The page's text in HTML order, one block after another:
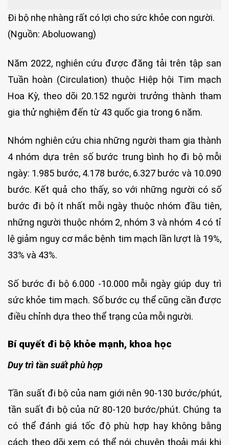
Đi bộ nhẹ nhàng rất có lợi cho sức khỏe con người.
(Nguồn: Aboluowang)
Năm 2022, nghiên cứu được đăng tải trên tập san
Tuần hoàn (Circulation) thuộc Hiệp hội Tim mạch
Hoa Kỳ, theo dõi 20.152 người trưởng thành tham
gia thử nghiệm đến từ 43 quốc gia trong 6 năm.
Nhóm nghiên cứu chia những người tham gia thành
4 nhóm dựa trên số bước trung bình họ đi bộ mỗi
ngày: 1.985 bước, 4.178 bước, 6.327 bước và 10.090
bước. Kết quả cho thấy, so với những người có số
bước đi bộ ít nhất mỗi ngày thuộc nhóm đầu tiên,
những người thuộc nhóm 2, nhóm 3 và nhóm 4 có tỉ
lệ giảm nguy cơ mắc bệnh tim mạch lần lượt là 19%,
33% và 43%.
Số bước đi bộ 6.000 -10.000 mỗi ngày giúp duy trì
sức khỏe tim mạch. Số bước cụ thể cũng cần được
điều chỉnh dựa theo thể trạng của mỗi người.
Bí quyết đi bộ khỏe mạnh, khoa học
Duy trì tần suất phù hợp
Tần suất đi bộ của nam giới nên 90-130 bước/phút,
tần suất đi bộ của nữ 80-120 bước/phút. Chúng ta
có thể đánh giá tốc độ phù hợp hay không bằng
cách theo dõi xem có thể nói chuyện thoải mái khi